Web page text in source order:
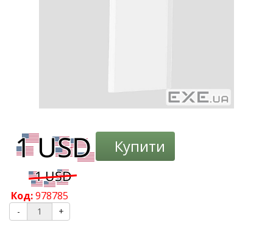
Купити
Код:978785
- +